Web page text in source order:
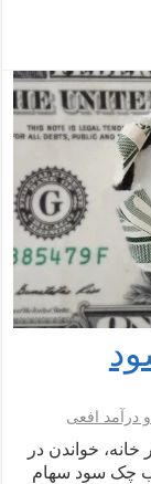
درآمد افعی
خواندن در
چک سود سهام